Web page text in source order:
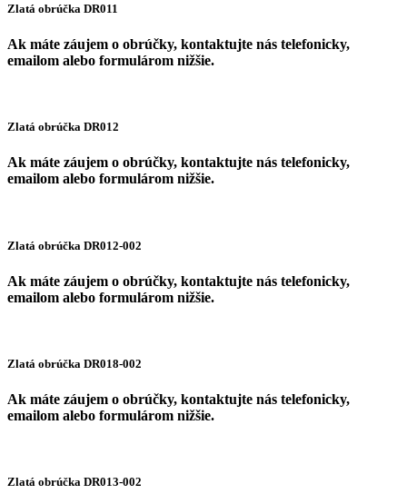
Zlatá obrúčka DR011
Ak máte záujem o obrúčky, kontaktujte nás telefonicky,
emailom alebo formulárom nižšie.
Zlatá obrúčka DR012
Ak máte záujem o obrúčky, kontaktujte nás telefonicky,
emailom alebo formulárom nižšie.
Zlatá obrúčka DR012-002
Ak máte záujem o obrúčky, kontaktujte nás telefonicky,
emailom alebo formulárom nižšie.
Zlatá obrúčka DR018-002
Ak máte záujem o obrúčky, kontaktujte nás telefonicky,
emailom alebo formulárom nižšie.
Zlatá obrúčka DR013-002